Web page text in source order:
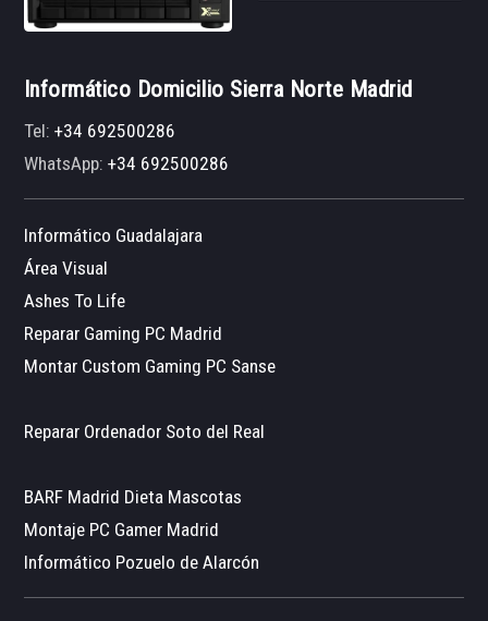
Informático Domicilio Sierra Norte Madrid
Tel:+34 692500286
WhatsApp:+34 692500286
Informático Guadalajara
Área Visual
Ashes To Life
Reparar Gaming PC Madrid
Montar Custom Gaming PC Sanse
Reparar Ordenador Soto del Real
BARF Madrid Dieta Mascotas
Montaje PC Gamer Madrid
Informático Pozuelo de Alarcón